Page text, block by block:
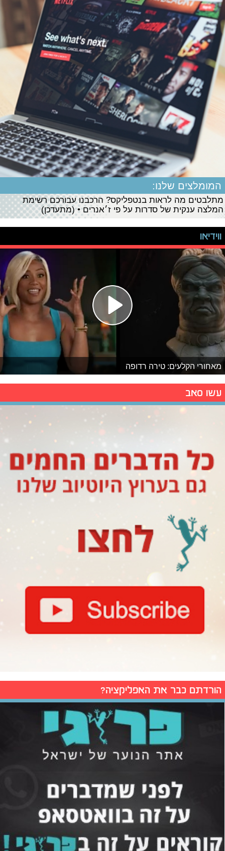
המומלצים שלנו:
מתלבטים מה לראות בנטפליקס? הרכבנו עבורכם רשימת
המלצה ענקית של סדרות על פי ז׳אנרים • (מתעדכן)
ווידיאו
מאחורי הקלעים: טירה רדופה
עשו סאב
הורדתם כבר את האפליקציה?